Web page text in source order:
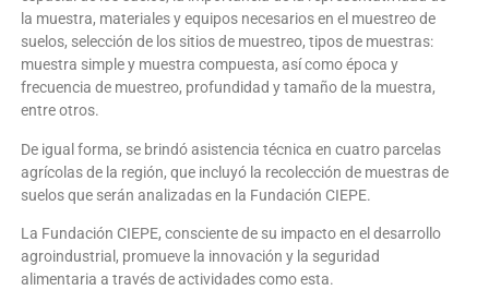
la muestra, materiales y equipos necesarios en el muestreo de
suelos, selección de los sitios de muestreo, tipos de muestras:
muestra simple y muestra compuesta, así como época y
frecuencia de muestreo, profundidad y tamaño de la muestra,
entre otros.
De igual forma, se brindó asistencia técnica en cuatro parcelas
agrícolas de la región, que incluyó la recolección de muestras de
suelos que serán analizadas en la Fundación CIEPE.
La Fundación CIEPE, consciente de su impacto en el desarrollo
agroindustrial, promueve la innovación y la seguridad
alimentaria a través de actividades como esta.